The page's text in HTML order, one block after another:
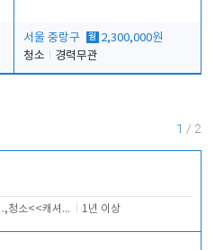
서울 중랑구 월 2,300,000원
청소
경력무관
1 / 2
베팅.,청소<<캐셔 모셔봅니다. 1년 이상